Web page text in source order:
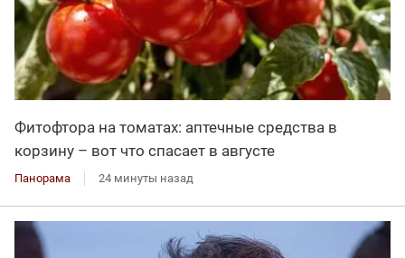
Фитофтора на томатах: аптечные средства в
корзину – вот что спасает в августе
Панорама 24 минуты назад